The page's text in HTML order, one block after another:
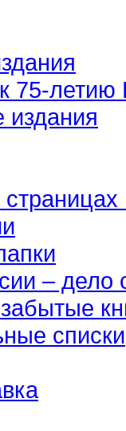
75-
издания
– дело
списки